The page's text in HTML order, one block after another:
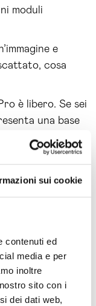
sui cookie
contenuti ed
media e per
inoltre
sito con i
dei dati web,
moduli
e
cosa
è libero. Se sei
una base
di
ChatGPT come
migliore per il